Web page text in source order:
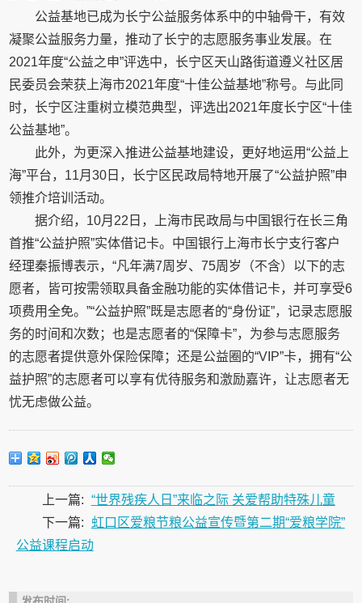
公益基地已成为长宁公益服务体系中的中轴骨干，有效
凝聚公益服务力量，推动了长宁的志愿服务事业发展。在
2021年度“公益之申”评选中，长宁区天山路街道遵义社区居
民委员会荣获上海市2021年度“十佳公益基地”称号。与此同
时，长宁区注重树立模范典型，评选出2021年度长宁区“十佳
公益基地”。
此外，为更深入推进公益基地建设，更好地运用“公益上
海”平台，11月30日，长宁区民政局特地开展了“公益护照”申
领推介培训活动。
据介绍，10月22日，上海市民政局与中国银行在长三角
首推“公益护照”实体借记卡。中国银行上海市长宁支行客户
经理秦振博表示，“凡年满7周岁、75周岁（不含）以下的志
愿者，皆可按需领取具备金融功能的实体借记卡，并可享受6
项费用全免。”“公益护照”既是志愿者的“身份证”，记录志愿服
务的时间和次数；也是志愿者的“保障卡”，为参与志愿服务
的志愿者提供意外保险保障；还是公益圈的“VIP”卡，拥有“公
益护照”的志愿者可以享有优待服务和激励嘉许，让志愿者无
忧无虑做公益。
上一篇: “世界残疾人日”来临之际 关爱帮助特殊儿童
下一篇:
虹口区爱粮节粮公益宣传暨第二期“爱粮学院”
公益课程启动